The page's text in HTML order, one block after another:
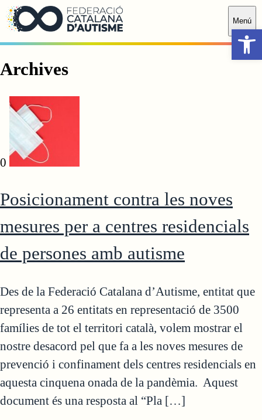
Saltar al contingut principal
Menú
Archives
0
Posicionament contra les noves
mesures per a centres residencials
de persones amb autisme
Des de la Federació Catalana d’Autisme, entitat que
representa a 26 entitats en representació de 3500
famílies de tot el territori català, volem mostrar el
nostre desacord pel que fa a les noves mesures de
prevenció i confinament dels centres residencials en
aquesta cinquena onada de la pandèmia. Aquest
document és una resposta al “Pla […]